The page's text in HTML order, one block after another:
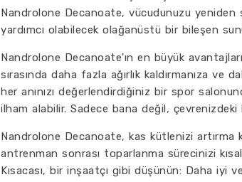
Nandrolone Decanoate, vücudunuzu yeniden
yardımcı olabilecek olağanüstü bir bileşen
Nandrolone Decanoate'ın en büyük
sırasında daha fazla ağırlık kaldırmanıza ve
her anınızı değerlendirdiğiniz bir spor
ilham alabilir. Sadece bana değil,
Nandrolone Decanoate, kas kütlenizi artırma
antrenman sonrası toparlanma sürecinizi
Kısacası, bir inşaatçı gibi düşünün: Daha iyi